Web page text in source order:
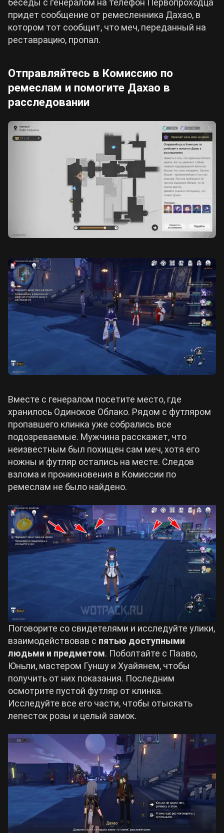
беседы с генералом на телефон Первопроходца
придет сообщение от ремесленника Дахао, в
котором тот сообщит, что меч, переданный на
реставрацию, пропал.
Отправляйтесь в Комиссию по
ремеслам и помогите Дахао в
расследовании
Вместе с генералом посетите место, где
хранилось Одинокое Облако. Рядом с футляром
пропавшего клинка уже собрались все
подозреваемые. Мужчина расскажет, что
неизвестным был похищен сам меч, хотя его
ножны и футляр остались на месте. Следов
взлома и проникновения в Комиссии по
ремеслам не было найдено.
Поговорите со свидетелями и исследуйте улики,
взаимодействовав с пятью доступными
людьми и предметом. Поболтайте с Пааво,
Юньли, мастером Гуншу и Хуайянем, чтобы
получить от них показания. Последним
осмотрите пустой футляр от клинка.
Исследуйте все его части, чтобы отыскать
лепесток розы и целый замок.